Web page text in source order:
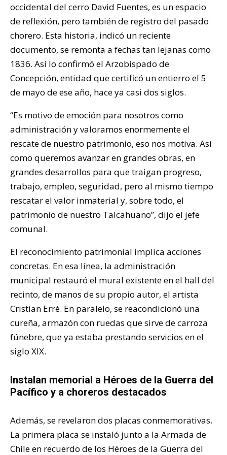
occidental del cerro David Fuentes, es un espacio
de reflexión, pero también de registro del pasado
chorero. Esta historia, indicó un reciente
documento, se remonta a fechas tan lejanas como
1836. Así lo confirmó el Arzobispado de
Concepción, entidad que certificó un entierro el 5
de mayo de ese año, hace ya casi dos siglos.
“Es motivo de emoción para nosotros como
administración y valoramos enormemente el
rescate de nuestro patrimonio, eso nos motiva. Así
como queremos avanzar en grandes obras, en
grandes desarrollos para que traigan progreso,
trabajo, empleo, seguridad, pero al mismo tiempo
rescatar el valor inmaterial y, sobre todo, el
patrimonio de nuestro Talcahuano”, dijo el jefe
comunal.
El reconocimiento patrimonial implica acciones
concretas. En esa línea, la administración
municipal restauró el mural existente en el hall del
recinto, de manos de su propio autor, el artista
Cristian Erré. En paralelo, se reacondicionó una
cureña, armazón con ruedas que sirve de carroza
fúnebre, que ya estaba prestando servicios en el
siglo XIX.
Instalan memorial a Héroes de la Guerra del
Pacífico y a choreros destacados
Además, se revelaron dos placas conmemorativas.
La primera placa se instaló junto a la Armada de
Chile en recuerdo de los Héroes de la Guerra del